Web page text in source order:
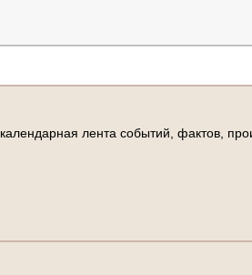
календарная лента событий фактов про